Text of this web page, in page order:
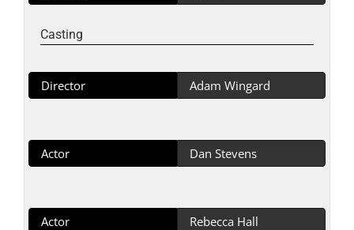
Casting
Director Adam Wingard
Actor Dan Stevens
Actor Rebecca Hall